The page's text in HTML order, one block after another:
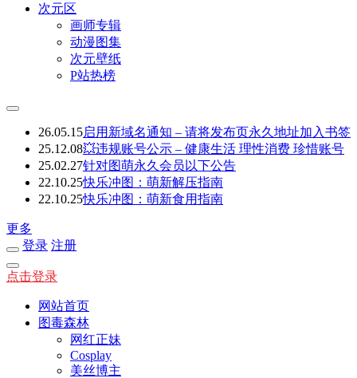
次元区
画师专辑
动漫图集
次元壁纸
P站热榜
26.05.15启用新域名通知 – 请将发布页永久地址加入书签
25.12.08💥违规账号公示 – 健康生活 理性消费 珍惜账号
25.02.27针对图萌永久会员以下公告
22.10.25快乐冲图：萌新解压指南
22.10.25快乐冲图：萌新食用指南
更多
登录 注册
点击登录
网站首页
图毒森林
网红正妹
Cosplay
美丝博主